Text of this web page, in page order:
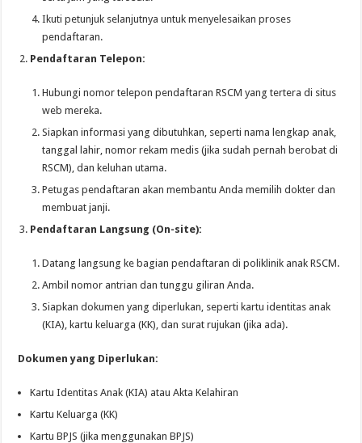
Ikuti petunjuk selanjutnya untuk menyelesaikan proses
pendaftaran.
Pendaftaran Telepon:
Hubungi nomor telepon pendaftaran RSCM yang tertera di situs
web mereka.
Siapkan informasi yang dibutuhkan, seperti nama lengkap anak,
tanggal lahir, nomor rekam medis (jika sudah pernah berobat di
RSCM), dan keluhan utama.
Petugas pendaftaran akan membantu Anda memilih dokter dan
membuat janji.
Pendaftaran Langsung (On-site):
Datang langsung ke bagian pendaftaran di poliklinik anak RSCM.
Ambil nomor antrian dan tunggu giliran Anda.
Siapkan dokumen yang diperlukan, seperti kartu identitas anak
(KIA), kartu keluarga (KK), dan surat rujukan (jika ada).
Dokumen yang Diperlukan:
Kartu Identitas Anak (KIA) atau Akta Kelahiran
Kartu Keluarga (KK)
Kartu BPJS (jika menggunakan BPJS)